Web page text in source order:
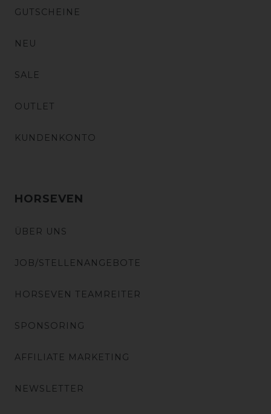
GUTSCHEINE
NEU
SALE
OUTLET
KUNDENKONTO
HORSEVEN
ÜBER UNS
JOB/STELLENANGEBOTE
HORSEVEN TEAMREITER
SPONSORING
AFFILIATE MARKETING
NEWSLETTER